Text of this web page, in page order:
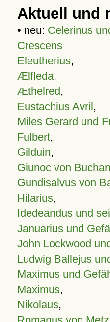
Aktuell und
• neu: Celerinus
Crescens
Eleutherius,
Ælfleda,
Æthelred,
Eustachius Avril,
Miles Gerard und
Fulbert,
Gilduin,
Giunoc von Buchan
Gundisalvus von
Hilarius,
Idedeandus und
Januarius und
John Lockwood
Ludwig Ballejus
Maximus und
Maximus,
Nikolaus,